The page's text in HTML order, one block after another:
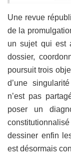
Une revue
de la
un sujet qui est
dossier,
poursuit trois
d’une
n’est pas
poser un
dessiner enfin
est désormais